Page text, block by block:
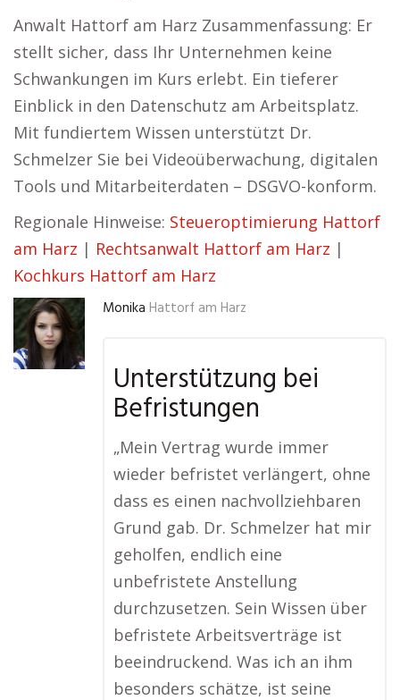
Anwalt Hattorf am Harz Zusammenfassung: Er
stellt sicher, dass Ihr Unternehmen keine
Schwankungen im Kurs erlebt. Ein tieferer
Einblick in den Datenschutz am Arbeitsplatz.
Mit fundiertem Wissen unterstützt Dr.
Schmelzer Sie bei Videoüberwachung, digitalen
Tools und Mitarbeiterdaten – DSGVO-konform.
Regionale Hinweise: Steueroptimierung Hattorf
am Harz | Rechtsanwalt Hattorf am Harz |
Kochkurs Hattorf am Harz
Monika Hattorf am Harz
Unterstützung bei
Befristungen
„Mein Vertrag wurde immer
wieder befristet verlängert, ohne
dass es einen nachvollziehbaren
Grund gab. Dr. Schmelzer hat mir
geholfen, endlich eine
unbefristete Anstellung
durchzusetzen. Sein Wissen über
befristete Arbeitsverträge ist
beeindruckend. Was ich an ihm
besonders schätze, ist seine